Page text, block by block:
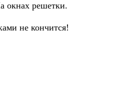
окнах решетки.
не кончится!